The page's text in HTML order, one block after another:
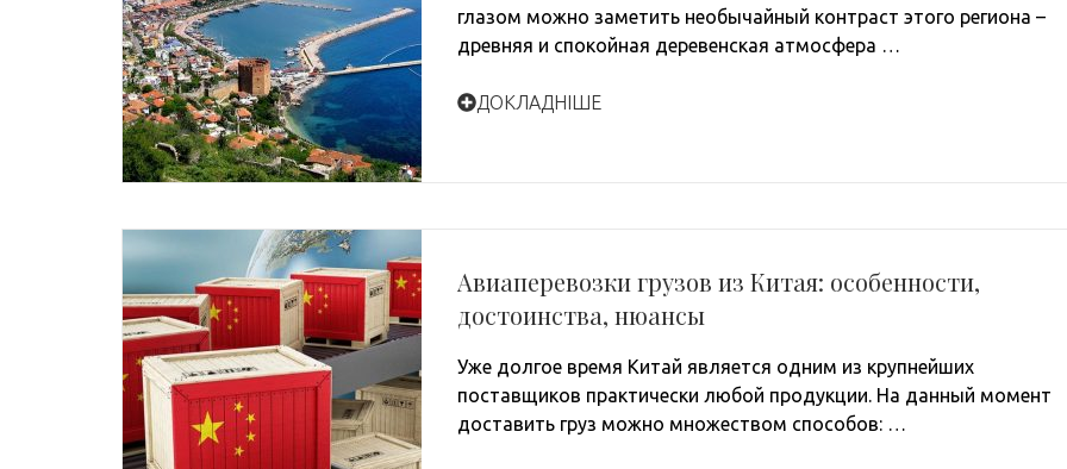
глазом можно заметить необычайный контраст этого региона –
древняя и спокойная деревенская атмосфера …
ДОКЛАДНІШЕ
Авиаперевозки грузов из Китая: особенности,
достоинства, нюансы
Уже долгое время Китай является одним из крупнейших
поставщиков практически любой продукции. На данный момент
доставить груз можно множеством способов: …